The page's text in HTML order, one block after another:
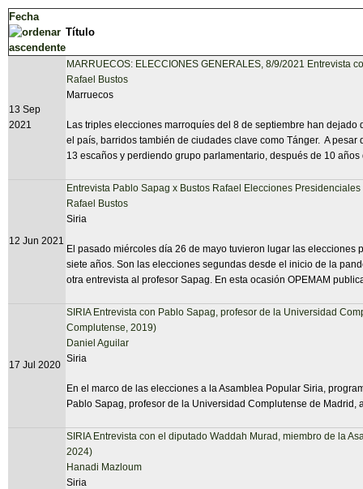
Fecha
Título
13 Sep
2021
MARRUECOS: ELECCIONES GENERALES, 8/9/2021 Entrevista
Rafael Bustos
Marruecos
Las triples elecciones marroquíes del 8 de septiembre han
el país, barridos también de ciudades clave como Tánger. A
13 escaños y perdiendo grupo parlamentario, después de 10
12 Jun 2021
Entrevista Pablo Sapag x Bustos Rafael Elecciones
Rafael Bustos
Siria
El pasado miércoles día 26 de mayo tuvieron lugar las
siete años. Son las elecciones segundas desde el inicio de la
otra entrevista al profesor Sapag. En esta ocasión OPEMAM
17 Jul 2020
SIRIA Entrevista con Pablo Sapag, profesor de la Universidad
Complutense, 2019)
Daniel Aguilar
Siria
En el marco de las elecciones a la Asamblea Popular Siria,
Pablo Sapag, profesor de la Universidad Complutense de
SIRIA Entrevista con el diputado Waddah Murad, miembro de la
2024)
Hanadi Mazloum
Siria